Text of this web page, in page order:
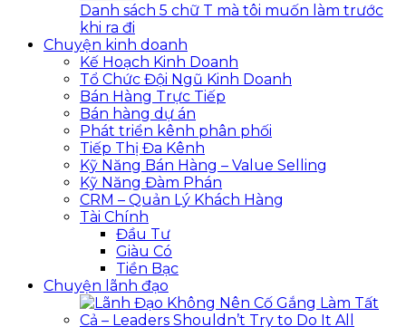
Danh sách 5 chữ T mà tôi muốn làm trước
khi ra đi
Chuyện kinh doanh
Kế Hoạch Kinh Doanh
Tổ Chức Đội Ngũ Kinh Doanh
Bán Hàng Trực Tiếp
Bán hàng dự án
Phát triển kênh phân phối
Tiếp Thị Đa Kênh
Kỹ Năng Bán Hàng – Value Selling
Kỹ Năng Đàm Phán
CRM – Quản Lý Khách Hàng
Tài Chính
Đầu Tư
Giàu Có
Tiền Bạc
Chuyện lãnh đạo